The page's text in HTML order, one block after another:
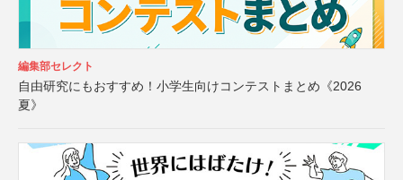
編集部セレクト
自由研究にもおすすめ！小学生向けコンテストまとめ《2026
夏》